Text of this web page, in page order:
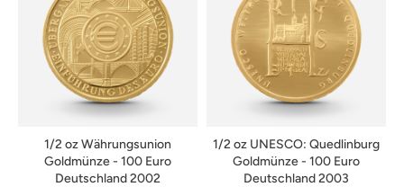
1/2 oz Währungsunion
Goldmünze - 100 Euro
Deutschland 2002
1/2 oz UNESCO: Quedlinburg
Goldmünze - 100 Euro
Deutschland 2003